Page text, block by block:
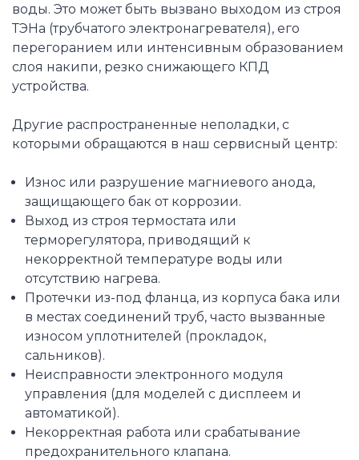
воды. Это может быть вызвано выходом из строя
ТЭНа (трубчатого электронагревателя), его
перегоранием или интенсивным образованием
слоя накипи, резко снижающего КПД
устройства.
Другие распространенные неполадки, с
которыми обращаются в наш сервисный центр:
Износ или разрушение магниевого анода,
защищающего бак от коррозии.
Выход из строя термостата или
терморегулятора, приводящий к
некорректной температуре воды или
отсутствию нагрева.
Протечки из-под фланца, из корпуса бака или
в местах соединений труб, часто вызванные
износом уплотнителей (прокладок,
сальников).
Неисправности электронного модуля
управления (для моделей с дисплеем и
автоматикой).
Некорректная работа или срабатывание
предохранительного клапана.